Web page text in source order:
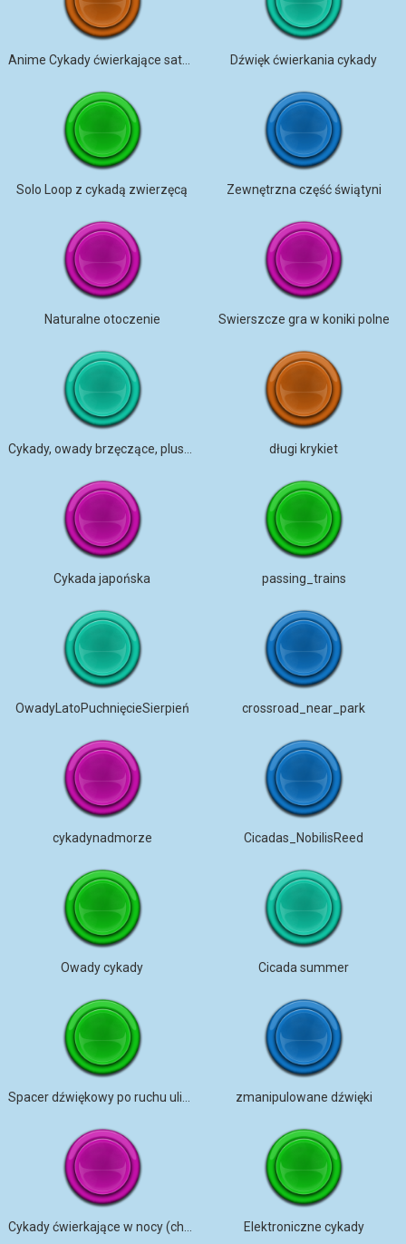
Anime Cykady ćwierkające satysfakcjonująco Dźwięk ćwierkania cykady
Solo Loop z cykadą zwierzęcą Zewnętrzna część świątyni
Naturalne otoczenie Swierszcze gra w koniki polne
długi krykiet
Cykada japońska passing_trains
OwadyLatoPuchnięcieSierpień crossroad_near_park
cykadynadmorze Cicadas_NobilisReed
Owady cykady Cicada summer
zmanipulowane dźwięki
Elektroniczne cykady